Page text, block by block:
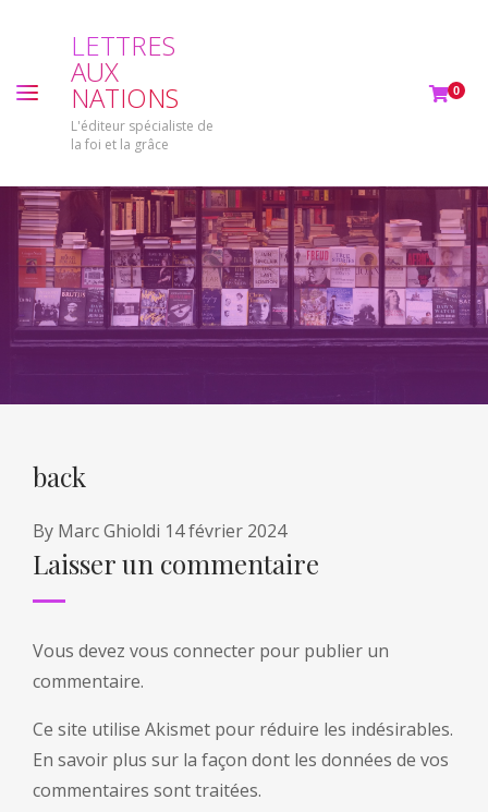
LETTRES
AUX
NATIONS
L'éditeur spécialiste de
la foi et la grâce
0
back
By Marc Ghioldi 14 février 2024
Laisser un commentaire
Vous devez vous connecter pour publier un
commentaire.
Ce site utilise Akismet pour réduire les indésirables.
En savoir plus sur la façon dont les données de vos
commentaires sont traitées.